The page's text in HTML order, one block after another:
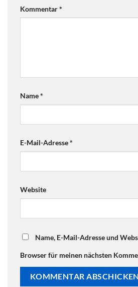
Kommentar*
Name*
E-Mail-Adresse*
Website
Name, E-Mail-Adresse und
Browser für meinen nächsten